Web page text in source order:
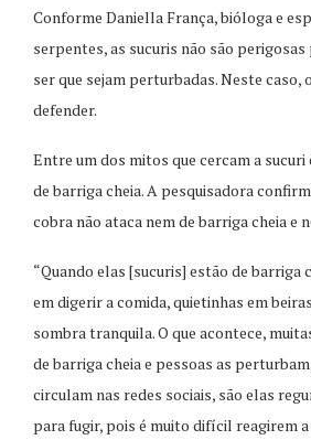
Conforme Daniella França, bióloga e
serpentes, as sucuris não são perigosas
ser que sejam perturbadas. Neste caso,
defender.
Entre um dos mitos que cercam a sucuri
de barriga cheia. A pesquisadora
cobra não ataca nem de barriga cheia e
“Quando elas [sucuris] estão de barriga
em digerir a comida, quietinhas em
sombra tranquila. O que acontece,
de barriga cheia e pessoas as
circulam nas redes sociais, são elas
para fugir, pois é muito difícil reagirem